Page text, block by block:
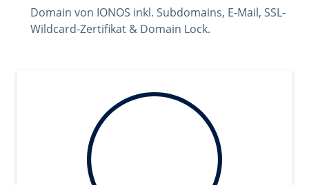
Domain von IONOS inkl. Subdomains, E-Mail, SSL-
Wildcard-Zertifikat & Domain Lock.